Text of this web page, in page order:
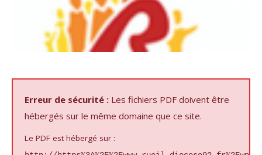
Erreur de sécurité : Les fichiers PDF doivent être
hébergés sur le même domaine que ce site.
Le PDF est hébergé sur :